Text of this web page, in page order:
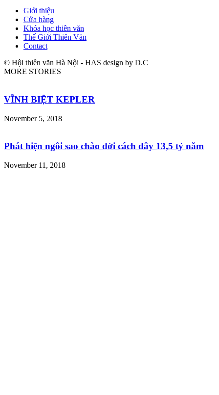
Giới thiệu
Cửa hàng
Khóa học thiên văn
Thế Giới Thiên Văn
Contact
© Hội thiên văn Hà Nội - HAS design by D.C
MORE STORIES
VĨNH BIỆT KEPLER
November 5, 2018
Phát hiện ngôi sao chào đời cách đây 13,5 tỷ năm
November 11, 2018